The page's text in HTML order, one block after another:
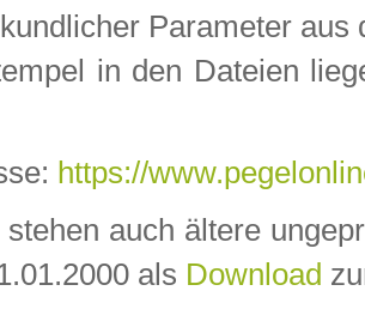
Parameter aus
in den Dateien
https://
auch ältere
als Download